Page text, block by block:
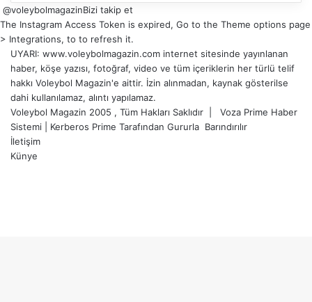
@voleybolmagazinBizi takip et
The Instagram Access Token is expired, Go to the Theme options page
> Integrations, to to refresh it.
UYARI: www.voleybolmagazin.com internet sitesinde yayınlanan
haber, köşe yazısı, fotoğraf, video ve tüm içeriklerin her türlü telif
hakkı Voleybol Magazin'e aittir. İzin alınmadan, kaynak gösterilse
dahi kullanılamaz, alıntı yapılamaz.
Voleybol Magazin 2005 , Tüm Hakları Saklıdır | Voza Prime Haber
Sistemi
Kerberos Prime Tarafından Gururla Barındırılır
İletişim
Künye